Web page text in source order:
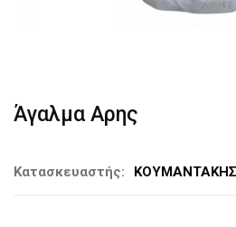
Άγαλμα Αρης
Κατασκευαστής: ΚΟΥΜΑΝΤΑΚΗΣ